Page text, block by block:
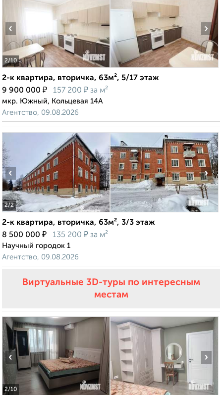
2/10
‹ ›
2-к квартира, вторичка, 63м², 5/17 этаж
9 900 000 ₽ 157 200 ₽ за м²
мкр. Южный, Кольцевая 14А
Агентство, 09.08.2026
2/2
‹ ›
2-к квартира, вторичка, 63м², 3/3 этаж
8 500 000 ₽ 135 200 ₽ за м²
Научный городок 1
Агентство, 09.08.2026
Виртуальные 3D-туры по интересным
местам
2/10
‹ ›